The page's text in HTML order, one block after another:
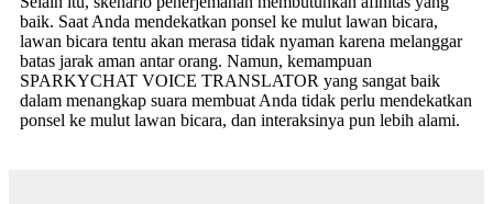
baik. Saat Anda mendekatkan ponsel ke mulut lawan bicara,
lawan bicara tentu akan merasa tidak nyaman karena melanggar
batas jarak aman antar orang. Namun, kemampuan
SPARKYCHAT VOICE TRANSLATOR yang sangat baik
dalam menangkap suara membuat Anda tidak perlu mendekatkan
ponsel ke mulut lawan bicara, dan interaksinya pun lebih alami.